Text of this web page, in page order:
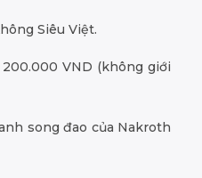
Siêu Việt.
VND (không giới
song đao của Nakroth